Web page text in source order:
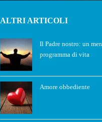
ALTRI ARTICOLI
Il Padre nostro: un
programma di vita
Amore obbediente